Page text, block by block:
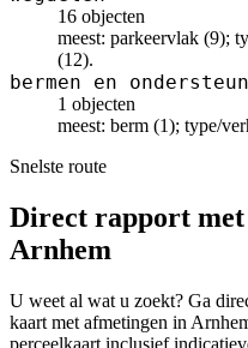
16 objecten
meest: parkeervlak (9);
(12).
bermen en
1 objecten
meest: berm (1); type/
Snelste route
Direct rapport
Arnhem
U weet al wat u zoekt? Ga
kaart met afmetingen in
perceelkaart inclusief